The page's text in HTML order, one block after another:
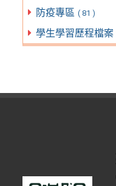
防疫專區 ( 81 )
學生學習歷程檔案